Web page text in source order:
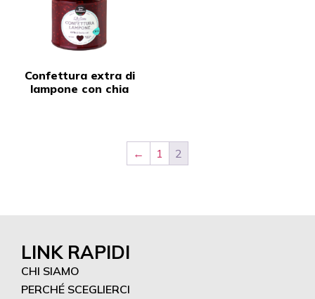
Confettura extra di
lampone con chia
← 1 2
LINK RAPIDI
CHI SIAMO
PERCHÉ SCEGLIERCI